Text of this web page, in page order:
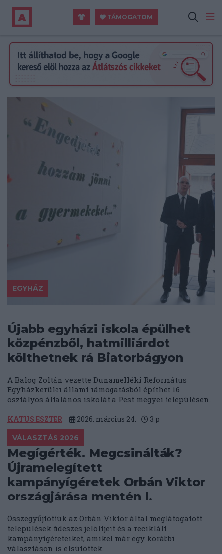
TÁMOGATOM
EGYHÁZ
Újabb egyházi iskola épülhet
közpénzből, hatmilliárdot
költhetnek rá Biatorbágyon
A Balog Zoltán vezette Dunamelléki Református
Egyházkerület állami támogatásból építhet 16
osztályos általános iskolát a Pest megyei településen.
KATUS ESZTER 2026. március 24. 3 p
VÁLASZTÁS 2026
Megígérték. Megcsinálták?
Újramelegített
kampányígéretek Orbán Viktor
országjárása mentén I.
Összegyűjtöttük az Orbán Viktor által meglátogatott
települések fideszes jelöltjeit és a reciklált
kampányígéreteiket, amiket már egy korábbi
választáson is elsütöttek.